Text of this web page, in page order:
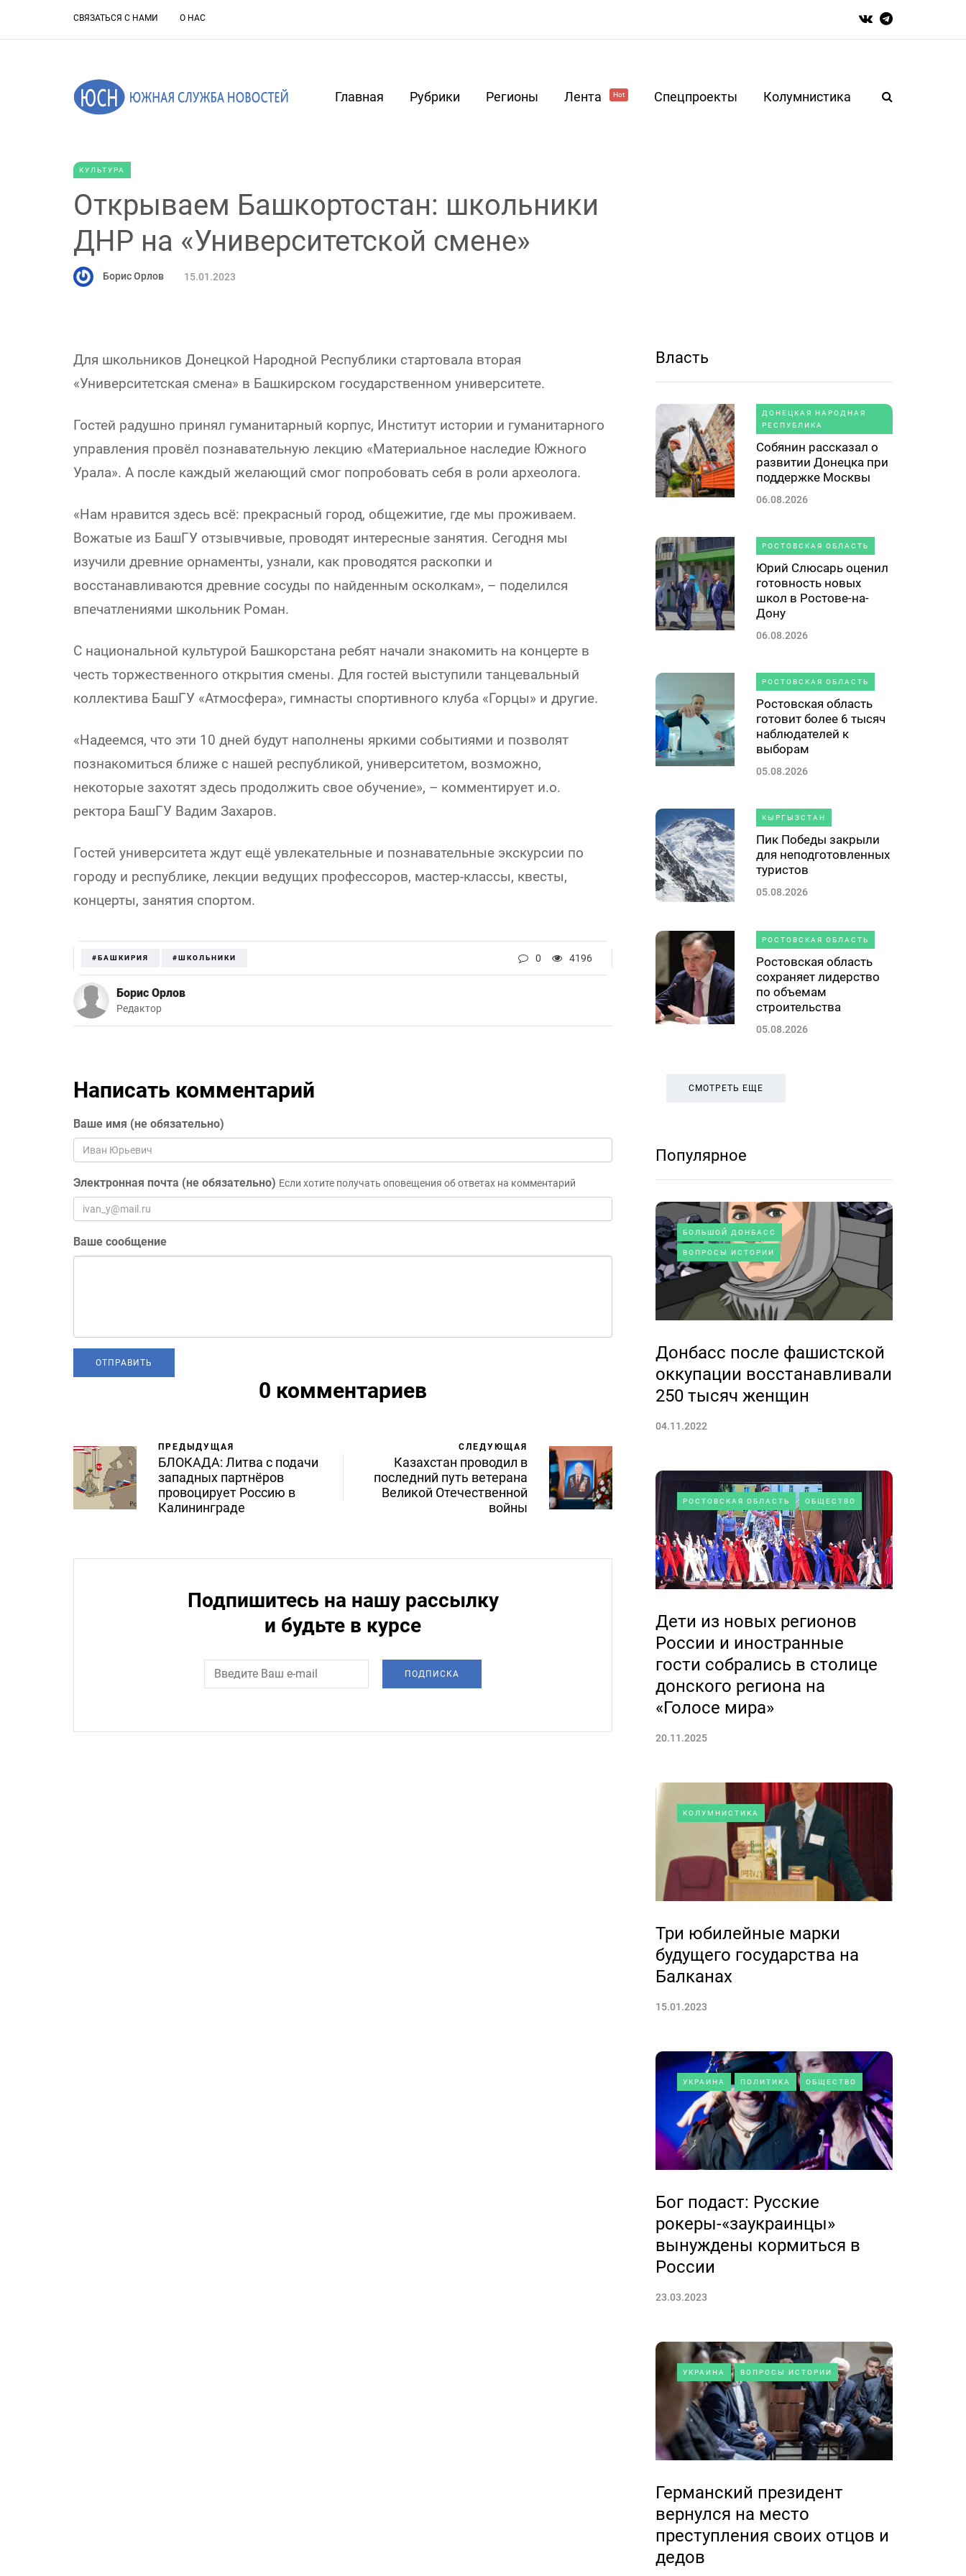
СВЯЗАТЬСЯ С НАМИ О НАС
Главная Рубрики Регионы Лента Hot Спецпроекты Колумнистика
КУЛЬТУРА
Открываем Башкортостан: школьники
ДНР на «Университетской смене»
Борис Орлов 15.01.2023
Для школьников Донецкой Народной Республики стартовала вторая
«Университетская смена» в Башкирском государственном университете.
Гостей радушно принял гуманитарный корпус, Институт истории и гуманитарного
управления провёл познавательную лекцию «Материальное наследие Южного
Урала». А после каждый желающий смог попробовать себя в роли археолога.
«Нам нравится здесь всё: прекрасный город, общежитие, где мы проживаем.
Вожатые из БашГУ отзывчивые, проводят интересные занятия. Сегодня мы
изучили древние орнаменты, узнали, как проводятся раскопки и
восстанавливаются древние сосуды по найденным осколкам», – поделился
впечатлениями школьник Роман.
С национальной культурой Башкорстана ребят начали знакомить на концерте в
честь торжественного открытия смены. Для гостей выступили танцевальный
коллектива БашГУ «Атмосфера», гимнасты спортивного клуба «Горцы» и другие.
«Надеемся, что эти 10 дней будут наполнены яркими событиями и позволят
познакомиться ближе с нашей республикой, университетом, возможно,
некоторые захотят здесь продолжить свое обучение», – комментирует и.о.
ректора БашГУ Вадим Захаров.
Гостей университета ждут ещё увлекательные и познавательные экскурсии по
городу и республике, лекции ведущих профессоров, мастер-классы, квесты,
концерты, занятия спортом.
#БАШКИРИЯ #ШКОЛЬНИКИ 0 4196
Борис Орлов
Редактор
Написать комментарий
Ваше имя (не обязательно)
Электронная почта (не обязательно) Если хотите получать оповещения об ответах на комментарий
Ваше сообщение
0 комментариев
ПРЕДЫДУЩАЯ
БЛОКАДА: Литва с подачи
западных партнёров
провоцирует Россию в
Калининграде
СЛЕДУЮЩАЯ
Казахстан проводил в
последний путь ветерана
Великой Отечественной
войны
Подпишитесь на нашу рассылку
и будьте в курсе
ПОДПИСКА
Власть
ДОНЕЦКАЯ НАРОДНАЯ
РЕСПУБЛИКА
Собянин рассказал о
развитии Донецка при
поддержке Москвы
06.08.2026
РОСТОВСКАЯ ОБЛАСТЬ
Юрий Слюсарь оценил
готовность новых
школ в Ростове-на-
Дону
06.08.2026
РОСТОВСКАЯ ОБЛАСТЬ
Ростовская область
готовит более 6 тысяч
наблюдателей к
выборам
05.08.2026
КЫРГЫЗСТАН
Пик Победы закрыли
для неподготовленных
туристов
05.08.2026
РОСТОВСКАЯ ОБЛАСТЬ
Ростовская область
сохраняет лидерство
по объемам
строительства
05.08.2026
СМОТРЕТЬ ЕЩЕ
Популярное
БОЛЬШОЙ ДОНБАСС
ВОПРОСЫ ИСТОРИИ
Донбасс после фашистской
оккупации восстанавливали
250 тысяч женщин
04.11.2022
РОСТОВСКАЯ ОБЛАСТЬ ОБЩЕСТВО
Дети из новых регионов
России и иностранные
гости собрались в столице
донского региона на
«Голосе мира»
20.11.2025
КОЛУМНИСТИКА
Три юбилейные марки
будущего государства на
Балканах
15.01.2023
УКРАИНА ПОЛИТИКА ОБЩЕСТВО
Бог подаст: Русские
рокеры-«заукраинцы»
вынуждены кормиться в
России
23.03.2023
УКРАИНА ВОПРОСЫ ИСТОРИИ
Германский президент
вернулся на место
преступления своих отцов и
дедов